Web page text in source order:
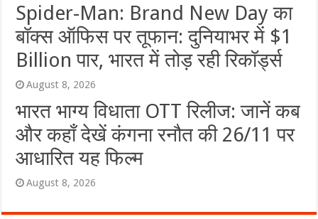
Spider-Man: Brand New Day का
बॉक्स ऑफिस पर तूफान: दुनियाभर में $1
Billion पार, भारत में तोड़ रही रिकॉर्ड्स
August 8, 2026
भारत भाग्य विधाता OTT रिलीज: जानें कब
और कहाँ देखें कंगना रनौत की 26/11 पर
आधारित यह फिल्म
August 8, 2026